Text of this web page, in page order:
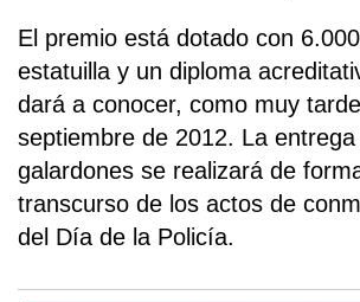
El premio está dotado con
estatuilla y un diploma
dará a conocer, como muy
septiembre de 2012. La
galardones se realizará de
transcurso de los actos de
del Día de la Policía.